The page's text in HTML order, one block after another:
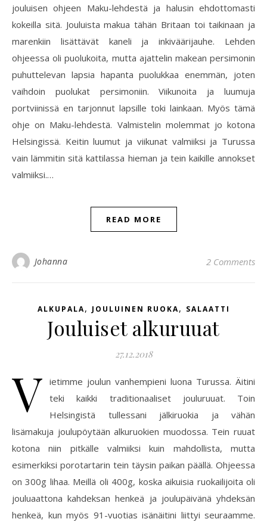
jouluisen ohjeen Maku-lehdestä ja halusin ehdottomasti
kokeilla sitä. Jouluista makua tähän Britaan toi taikinaan ja
marenkiin lisättävät kaneli ja inkiväärijauhe. Lehden
ohjeessa oli puolukoita, mutta ajattelin makean persimonin
puhuttelevan lapsia hapanta puolukkaa enemmän, joten
vaihdoin puolukat persimoniin. Viikunoita ja luumuja
portviinissä en tarjonnut lapsille toki lainkaan. Myös tämä
ohje on Maku-lehdestä. Valmistelin molemmat jo kotona
Helsingissä. Keitin luumut ja viikunat valmiiksi ja Turussa
vain lämmitin sitä kattilassa hieman ja tein kaikille annokset
valmiiksi.…
READ MORE
Johanna 2 Comments
ALKUPALA, JOULUINEN RUOKA, SALAATTI
Jouluiset alkuruuat
27.12.2018
V ietimme joulun vanhempieni luona Turussa. Äitini
teki kaikki traditionaaliset jouluruuat. Toin
Helsingistä tullessani jälkiruokia ja vähän
lisämakuja joulupöytään alkuruokien muodossa. Tein ruuat
kotona niin pitkälle valmiiksi kuin mahdollista, mutta
esimerkiksi porotartarin tein täysin paikan päällä. Ohjeessa
on 300g lihaa. Meillä oli 400g, koska aikuisia ruokailijoita oli
jouluaattona kahdeksan henkeä ja joulupäivänä yhdeksän
henkeä, kun myös 91-vuotias isänäitini liittyi seuraamme.